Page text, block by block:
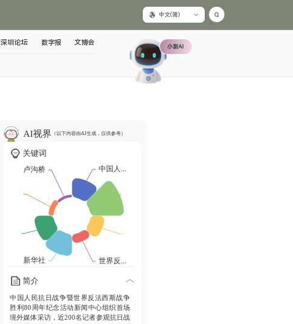
中文(简)
深圳论坛 数字报 文博会 小新AI
AI视界 （以下内容由AI生成，仅供参考）
关键词
简介
中国人民抗日战争暨世界反法西斯战争
胜利80周年纪念活动新闻中心组织首场
境外媒体采访，近200名记者参观抗日战